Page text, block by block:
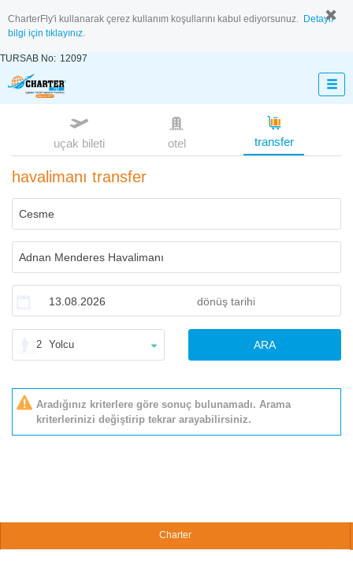
CharterFly'i kullanarak çerez kullanım koşullarını kabul ediyorsunuz. Detaylı
bilgi için tıklayınız.
TURSAB No: 12097
uçak bileti otel transfer
havalimanı transfer
2 Yolcu ARA
Aradığınız kriterlere göre sonuç bulunamadı. Arama
kriterlerinizi değiştirip tekrar arayabilirsiniz.
Charter